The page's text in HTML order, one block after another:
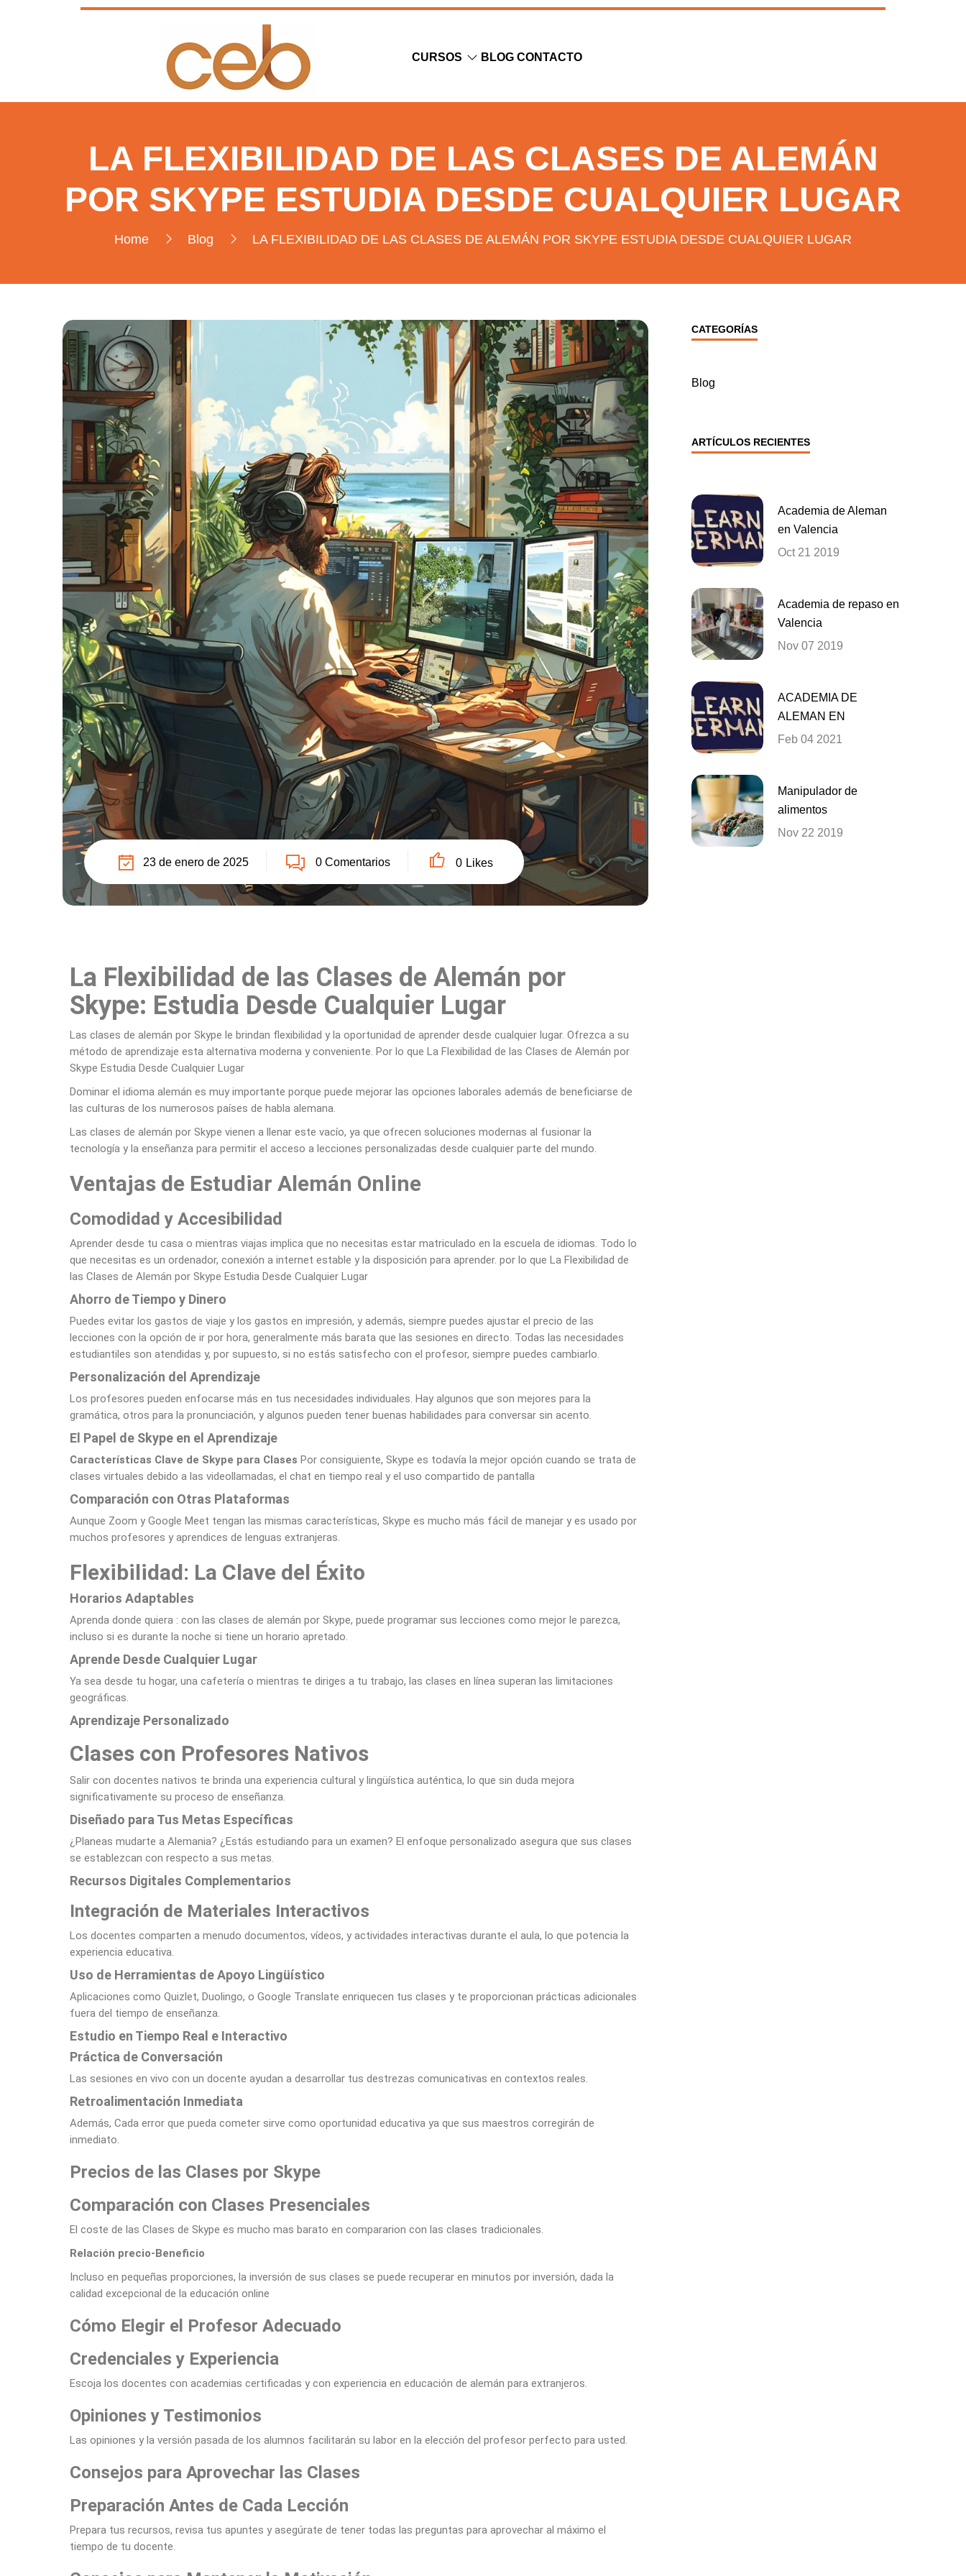
CURSOS BLOG CONTACTO
LA FLEXIBILIDAD DE LAS CLASES DE ALEMÁN
POR SKYPE ESTUDIA DESDE CUALQUIER LUGAR
Home Blog LA FLEXIBILIDAD DE LAS CLASES DE ALEMÁN POR SKYPE ESTUDIA DESDE CUALQUIER LUGAR
23 de enero de 2025 0 Comentarios 0 Likes
La Flexibilidad de las Clases de Alemán por
Skype: Estudia Desde Cualquier Lugar
Las clases de alemán por Skype le brindan flexibilidad y la oportunidad de aprender desde cualquier lugar. Ofrezca a su
método de aprendizaje esta alternativa moderna y conveniente. Por lo que La Flexibilidad de las Clases de Alemán por
Skype Estudia Desde Cualquier Lugar
Dominar el idioma alemán es muy importante porque puede mejorar las opciones laborales además de beneficiarse de
las culturas de los numerosos países de habla alemana.
Las clases de alemán por Skype vienen a llenar este vacío, ya que ofrecen soluciones modernas al fusionar la
tecnología y la enseñanza para permitir el acceso a lecciones personalizadas desde cualquier parte del mundo.
Ventajas de Estudiar Alemán Online
Comodidad y Accesibilidad
Aprender desde tu casa o mientras viajas implica que no necesitas estar matriculado en la escuela de idiomas. Todo lo
que necesitas es un ordenador, conexión a internet estable y la disposición para aprender. por lo que La Flexibilidad de
las Clases de Alemán por Skype Estudia Desde Cualquier Lugar
Ahorro de Tiempo y Dinero
Puedes evitar los gastos de viaje y los gastos en impresión, y además, siempre puedes ajustar el precio de las
lecciones con la opción de ir por hora, generalmente más barata que las sesiones en directo. Todas las necesidades
estudiantiles son atendidas y, por supuesto, si no estás satisfecho con el profesor, siempre puedes cambiarlo.
Personalización del Aprendizaje
Los profesores pueden enfocarse más en tus necesidades individuales. Hay algunos que son mejores para la
gramática, otros para la pronunciación, y algunos pueden tener buenas habilidades para conversar sin acento.
El Papel de Skype en el Aprendizaje
Características Clave de Skype para Clases Por consiguiente, Skype es todavía la mejor opción cuando se trata de
clases virtuales debido a las videollamadas, el chat en tiempo real y el uso compartido de pantalla
Comparación con Otras Plataformas
Aunque Zoom y Google Meet tengan las mismas características, Skype es mucho más fácil de manejar y es usado por
muchos profesores y aprendices de lenguas extranjeras.
Flexibilidad: La Clave del Éxito
Horarios Adaptables
Aprenda donde quiera : con las clases de alemán por Skype, puede programar sus lecciones como mejor le parezca,
incluso si es durante la noche si tiene un horario apretado.
Aprende Desde Cualquier Lugar
Ya sea desde tu hogar, una cafetería o mientras te diriges a tu trabajo, las clases en línea superan las limitaciones
geográficas.
Aprendizaje Personalizado
Clases con Profesores Nativos
Salir con docentes nativos te brinda una experiencia cultural y lingüística auténtica, lo que sin duda mejora
significativamente su proceso de enseñanza.
Diseñado para Tus Metas Específicas
¿Planeas mudarte a Alemania? ¿Estás estudiando para un examen? El enfoque personalizado asegura que sus clases
se establezcan con respecto a sus metas.
Recursos Digitales Complementarios
Integración de Materiales Interactivos
Los docentes comparten a menudo documentos, vídeos, y actividades interactivas durante el aula, lo que potencia la
experiencia educativa.
Uso de Herramientas de Apoyo Lingüístico
Aplicaciones como Quizlet, Duolingo, o Google Translate enriquecen tus clases y te proporcionan prácticas adicionales
fuera del tiempo de enseñanza.
Estudio en Tiempo Real e Interactivo
Práctica de Conversación
Las sesiones en vivo con un docente ayudan a desarrollar tus destrezas comunicativas en contextos reales.
Retroalimentación Inmediata
Además, Cada error que pueda cometer sirve como oportunidad educativa ya que sus maestros corregirán de
inmediato.
Precios de las Clases por Skype
Comparación con Clases Presenciales
El coste de las Clases de Skype es mucho mas barato en compararion con las clases tradicionales.
Relación precio-Beneficio
Incluso en pequeñas proporciones, la inversión de sus clases se puede recuperar en minutos por inversión, dada la
calidad excepcional de la educación online
Cómo Elegir el Profesor Adecuado
Credenciales y Experiencia
Escoja los docentes con academias certificadas y con experiencia en educación de alemán para extranjeros.
Opiniones y Testimonios
Las opiniones y la versión pasada de los alumnos facilitarán su labor en la elección del profesor perfecto para usted.
Consejos para Aprovechar las Clases
Preparación Antes de Cada Lección
Prepara tus recursos, revisa tus apuntes y asegúrate de tener todas las preguntas para aprovechar al máximo el
tiempo de tu docente.
CATEGORÍAS
Blog
ARTÍCULOS RECIENTES
Academia de Aleman
en Valencia
Oct 21 2019
Academia de repaso en
Valencia
Nov 07 2019
ACADEMIA DE
ALEMAN EN
VALENCIA
Feb 04 2021
Manipulador de
alimentos
Nov 22 2019